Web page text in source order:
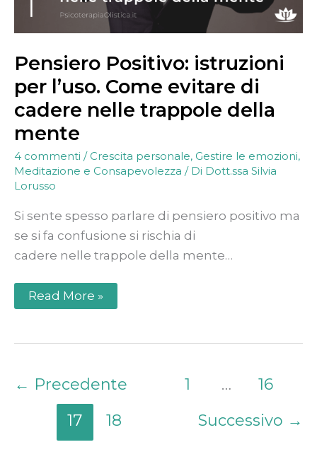
Pensiero Positivo: istruzioni
per l’uso. Come evitare di
cadere nelle trappole della
mente
4 commenti / Crescita personale, Gestire le emozioni,
Meditazione e Consapevolezza / Di Dott.ssa Silvia
Lorusso
Si sente spesso parlare di pensiero positivo ma
se si fa confusione si rischia di
cadere nelle trappole della mente…
mente
Read More »
← Precedente 1 …
16
17
18 Successivo →